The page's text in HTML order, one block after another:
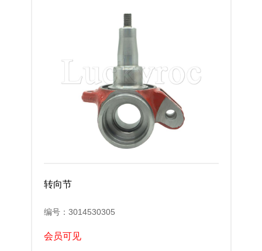
转向节
编号：3014530305
会员可见